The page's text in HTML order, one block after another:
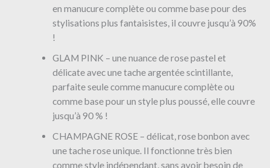
en manucure complète ou comme base pour des
stylisations plus fantaisistes, il couvre jusqu’à 90%
!
GLAM PINK – une nuance de rose pastel et
délicate avec une tache argentée scintillante,
parfaite seule comme manucure complète ou
comme base pour un style plus poussé, elle couvre
jusqu’à 90 % !
CHAMPAGNE ROSE – délicat, rose bonbon avec
une tache rose unique. Il fonctionne très bien
comme style indépendant, sans avoir besoin de